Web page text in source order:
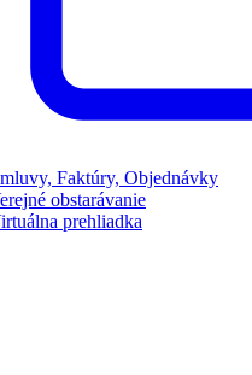
Faktúry, Objednávky
obstarávanie
prehliadka